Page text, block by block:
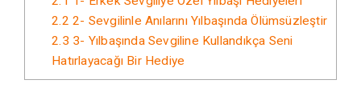
2.2 2- Sevgilinle Anılarını Yılbaşında Ölümsüzleştir
2.3 3- Yılbaşında Sevgiline Kullandıkça Seni
Hatırlayacağı Bir Hediye